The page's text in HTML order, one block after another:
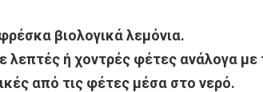
βιολογικά λεμόνια.
λεπτές ή χοντρές φέτες ανάλογα με
από τις φέτες μέσα στο νερό.